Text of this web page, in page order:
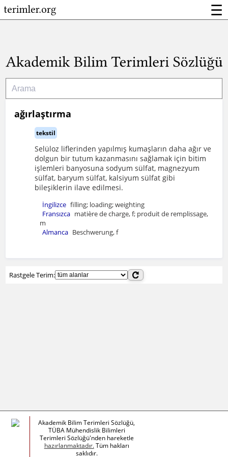
☰
ağırlaştırma
tekstil
Selüloz liflerinden yapılmış kumaşların daha ağır ve
dolgun bir tutum kazanmasını sağlamak için bitim
işlemleri banyosuna sodyum sülfat, magnezyum
sülfat, baryum sülfat, kalsiyum sülfat gibi
bileşiklerin ilave edilmesi.
İngilizce filling; loading; weighting
Fransızca matière de charge, f; produit de remplissage,
m
Almanca Beschwerung, f
Rastgele Terim:
Akademik Bilim Terimleri Sözlüğü,
TÜBA Mühendislik Bilimleri
Terimleri Sözlüğü'nden hareketle
hazırlanmaktadır.Tüm hakları
saklıdır.